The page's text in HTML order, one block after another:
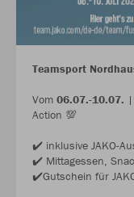
Teamsport
Vom 06.07.-10.07.
Action 💯
✔️ inklusive JAKO-
✔️ Mittagessen,
✔️Gutschein für